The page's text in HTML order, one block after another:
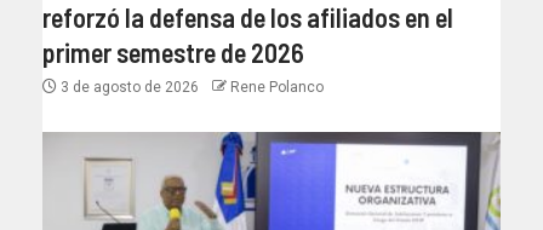
reforzó la defensa de los afiliados en el
primer semestre de 2026
3 de agosto de 2026 Rene Polanco